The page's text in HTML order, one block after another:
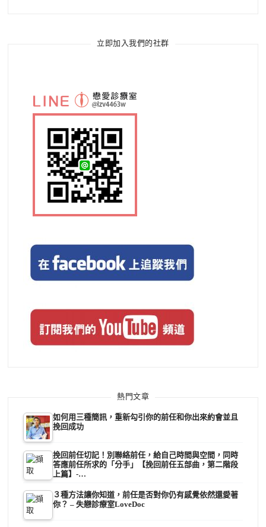
立即加入我們的社群
熱門文章
如何用三種簡訊，重新勾引你的前任和你出來約會並且
挽回成功
挽回前任切記！別聯絡前任，給自己時間與空間，同時
答應前任所求的「分手」【挽回前任五部曲，第二階段
上篇】-…
３種方法讓你知道，前任是否對你仍有感覺依然還愛著
你？ – 失戀診療室LoveDoc